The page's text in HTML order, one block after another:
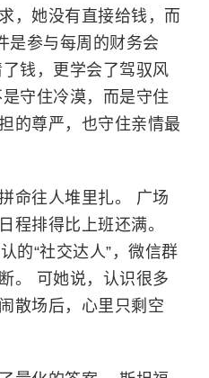
，她没有直接给钱，而
是参与每周的财务会
钱，更学会了驾驭风
守住冷漠，而是守住
的尊严，也守住亲情最
命往人堆里扎。 广场
程排得比上班还满。
的“社交达人”，微信群
。 可她说，认识很多
散场后，心里只剩空